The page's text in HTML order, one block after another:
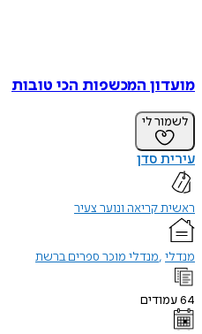
מועדון המכשפות הכי טובות
לשמור לי
עירית סדן
ראשית קריאה ונוער צעיר
מנדלי מנדלי מוכר ספרים ברשת
64עמודים